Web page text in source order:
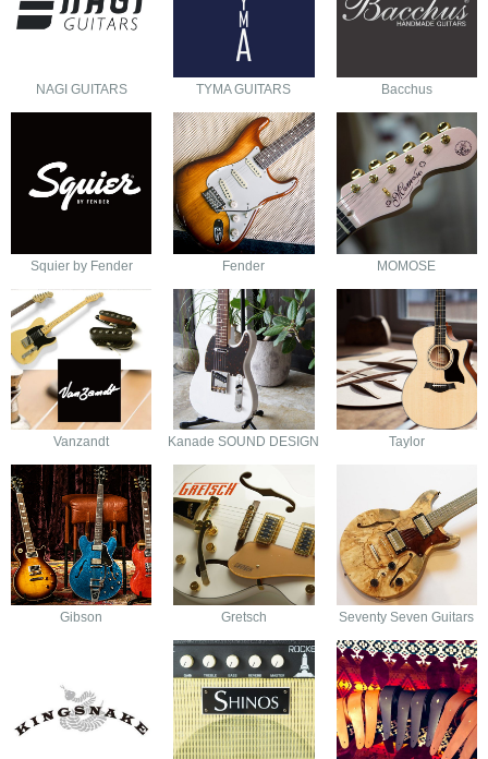
NAGI GUITARS TYMA GUITARS Bacchus
Squier by Fender Fender MOMOSE
Vanzandt Kanade SOUND DESIGN Taylor
Gibson Gretsch Seventy Seven Guitars